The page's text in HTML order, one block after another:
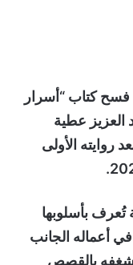
فسح كتاب “أسرار
العزيز عطية
روايته الأولى
بأسلوبها
في أعماله الجانب
شغفه بالقصص